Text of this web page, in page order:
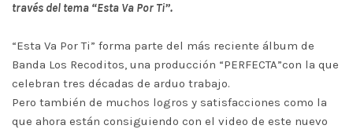
través del tema “Esta Va Por Ti”.
“Esta Va Por Ti” forma parte del más reciente álbum de
Banda Los Recoditos, una producción “PERFECTA”con la que
celebran tres décadas de arduo trabajo.
Pero también de muchos logros y satisfacciones como la
que ahora están consiguiendo con el video de este nuevo